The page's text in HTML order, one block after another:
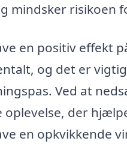
mindsker risikoen
en positiv effekt
og det er
Ved at
der
en opkvikkende